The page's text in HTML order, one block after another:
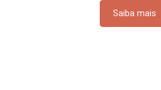
Saiba mais